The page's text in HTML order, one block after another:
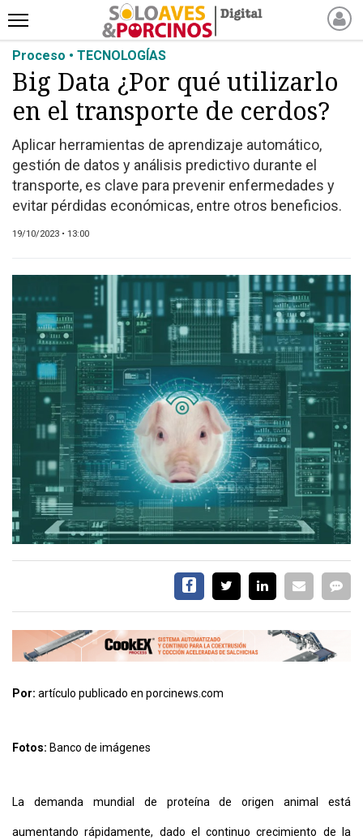
INICIO
NOTICIAS RECIENTES
NOTICIAS
PRODUCCIÓN
PROCESO
PRODUCTO
NUEVOS PRODUCTOS
REVISTAS
EVENTOS Y
CAPACITACIONES
DIRECTORIO
CALENDARIO
MEDIA KIT
TEMAS DESTACADOS
AVICULTURA
PRODUCCIÓN
TECNOLOGÍA
POLLO
AVIGE
SERVICIOS
TÉRMINOS
CONDICIONES
Proceso • TECNOLOGÍAS
Big Data ¿Por qué utilizarlo
en el transporte de cerdos?
Aplicar herramientas de aprendizaje automático,
gestión de datos y análisis predictivo durante el
transporte, es clave para prevenir enfermedades y
evitar pérdidas económicas, entre otros beneficios.
19/10/2023 • 13:00
Por: artículo publicado en porcinews.com
Fotos: Banco de imágenes
La demanda mundial de proteína de origen animal está
aumentando rápidamente, dado el continuo crecimiento de la